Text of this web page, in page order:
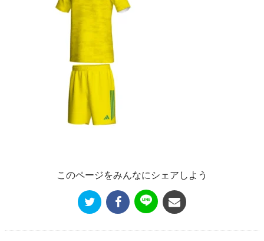
このページをみんなにシェアしよう